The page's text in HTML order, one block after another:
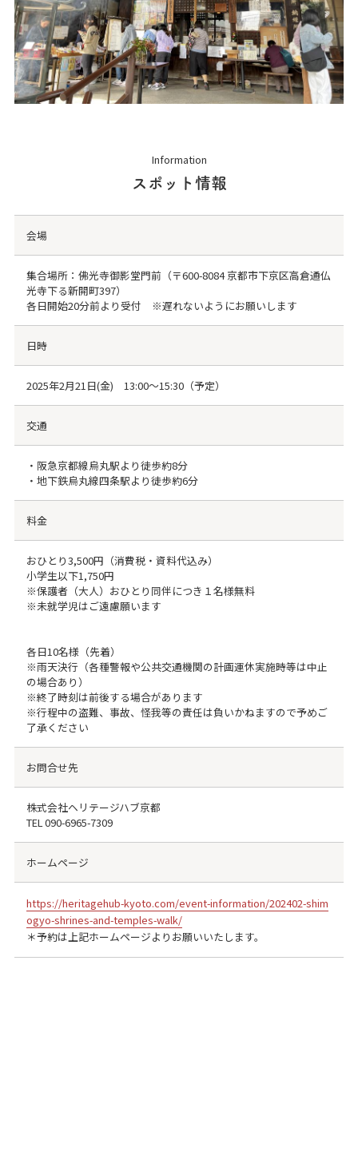
Information
スポット情報
会場
集合場所：佛光寺御影堂門前（〒600-8084 京都市下京区高倉通仏
光寺下る新開町397）
各日開始20分前より受付 ※遅れないようにお願いします
日時
2025年2月21日(金) 13:00～15:30（予定）
交通
・阪急京都線烏丸駅より徒歩約8分
・地下鉄烏丸線四条駅より徒歩約6分
料金
おひとり3,500円（消費税・資料代込み）
小学生以下1,750円
※保護者（大人）おひとり同伴につき１名様無料
※未就学児はご遠慮願います
各日10名様（先着）
※雨天決行（各種警報や公共交通機関の計画運休実施時等は中止
の場合あり）
※終了時刻は前後する場合があります
※行程中の盗難、事故、怪我等の責任は負いかねますので予めご
了承ください
お問合せ先
株式会社ヘリテージハブ京都
TEL090-6965-7309
ホームページ
https://heritagehub-kyoto.com/event-information/202402-shim
ogyo-shrines-and-temples-walk/
＊予約は上記ホームページよりお願いいたします。